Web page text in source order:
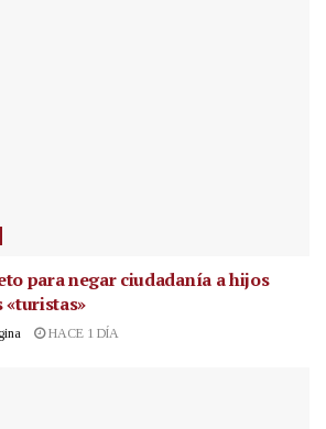
para negar ciudadanía a hijos
«turistas»
HACE 1 DÍA